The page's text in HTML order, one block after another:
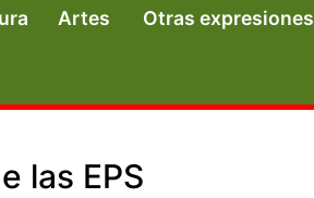
Artes Otras expresiones
las EPS